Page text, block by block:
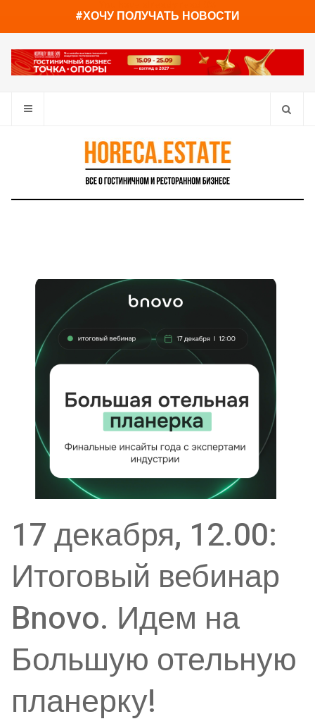
#ХОЧУ ПОЛУЧАТЬ НОВОСТИ
17 декабря, 12.00:
Итоговый вебинар
Bnovo. Идем на
Большую отельную
планерку!